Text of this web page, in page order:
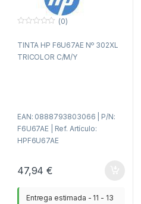
u
(0)
TINTA HP F6U67AE Nº 302XL
TRICOLOR C/M/Y
EAN: 0888793803066 | P/N:
F6U67AE | Ref. Artículo:
HPF6U67AE
47,94€
Entrega estimada - 11 - 13